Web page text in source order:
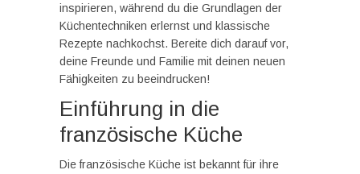
inspirieren, während du die Grundlagen der
Küchentechniken erlernst und klassische
Rezepte nachkochst. Bereite dich darauf vor,
deine Freunde und Familie mit deinen neuen
Fähigkeiten zu beeindrucken!
Einführung in die
französische Küche
Die französische Küche ist bekannt für ihre